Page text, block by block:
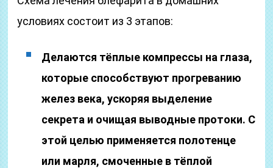
условиях состоит из 3 этапов:
Делаются тёплые компрессы на глаза,
которые способствуют прогреванию
желез века, ускоряя выделение
секрета и очищая выводные протоки. С
этой целью применяется полотенце
или марля, смоченные в тёплой